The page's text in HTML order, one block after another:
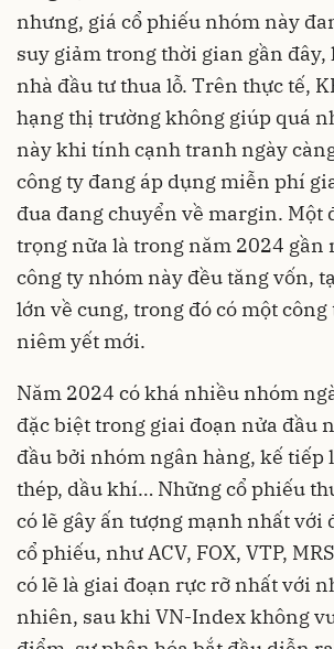
nhưng, giá cổ phiếu nhóm này
suy giảm trong thời gian gần
nhà đầu tư thua lỗ. Trên thực tế,
hạng thị trường không giúp quá
này khi tính cạnh tranh ngày
công ty đang áp dụng miễn phí
đua đang chuyển về margin. Một
trọng nữa là trong năm 2024 gần
công ty nhóm này đều tăng vốn,
lớn về cung, trong đó có một
niêm yết mới.
Năm 2024 có khá nhiều nhóm
đặc biệt trong giai đoạn nửa đầu
đầu bởi nhóm ngân hàng, kế tiếp
thép, dầu khí… Những cổ phiếu
có lẽ gây ấn tượng mạnh nhất với
cổ phiếu, như ACV, FOX, VTP,
có lẽ là giai đoạn rực rỡ nhất với
nhiên, sau khi VN-Index không